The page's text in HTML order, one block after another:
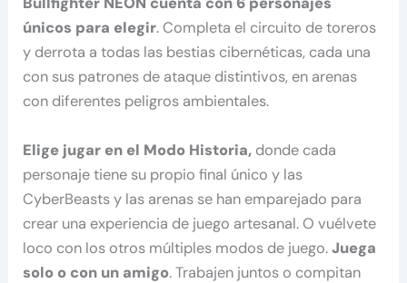
únicos para elegir. Completa el circuito de toreros
y derrota a todas las bestias cibernéticas, cada una
con sus patrones de ataque distintivos, en arenas
con diferentes peligros ambientales.
Elige jugar en el Modo Historia, donde cada
personaje tiene su propio final único y las
CyberBeasts y las arenas se han emparejado para
crear una experiencia de juego artesanal. O vuélvete
loco con los otros múltiples modos de juego.Juega
solo o con un amigo. Trabajen juntos o compitan